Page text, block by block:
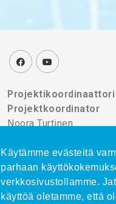
Projektikoordinaattori
Projektkoordinator
Noora Turtinen
Käytämme evästeitä
parhaan
verkkosivustollamme.
käyttöä oletamme, että